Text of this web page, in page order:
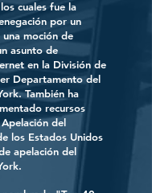
cuales fue la
por un
moción de
asunto de
en la División de
Departamento del
También ha
recursos
del
los Estados Unidos
apelación del